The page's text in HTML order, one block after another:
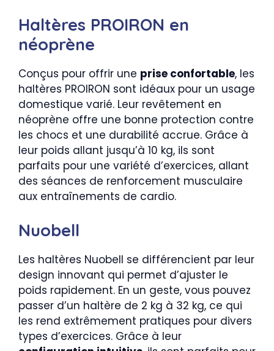
Haltères PROIRON en
néoprène
Conçus pour offrir une prise confortable, les
haltères PROIRON sont idéaux pour un usage
domestique varié. Leur revêtement en
néoprène offre une bonne protection contre
les chocs et une durabilité accrue. Grâce à
leur poids allant jusqu’à 10 kg, ils sont
parfaits pour une variété d’exercices, allant
des séances de renforcement musculaire
aux entraînements de cardio.
Nuobell
Les haltères Nuobell se différencient par leur
design innovant qui permet d’ajuster le
poids rapidement. En un geste, vous pouvez
passer d’un haltère de 2 kg à 32 kg, ce qui
les rend extrêmement pratiques pour divers
types d’exercices. Grâce à leur